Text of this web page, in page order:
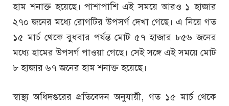
হাম শনাক্ত হয়েছে। পাশাপাশি এই সময়ে আরও ১ হাজার
২৭০ জনের মধ্যে রোগটির উপসর্গ দেখা গেছে। এ নিয়ে গত
১৫ মার্চ থেকে বুধবার পর্যন্ত মোট ৫৭ হাজার ৮৫৬ জনের
মধ্যে হামের উপসর্গ পাওয়া গেছে। সেই সঙ্গে এই সময়ে মোট
৮ হাজার ৬৭ জনের হাম শনাক্ত হয়েছে।
স্বাস্থ্য অধিদপ্তরের প্রতিবেদন অনুযায়ী, গত ১৫ মার্চ থেকে